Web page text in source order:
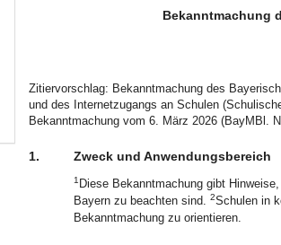
Bekanntmachung
Zitiervorschlag: Bekanntmachung des
und des Internetzugangs an Schulen
Bekanntmachung vom 6. März 2026 (BayMBl.
1. Zweck und Anwendungsbereich
1 Diese Bekanntmachung gibt
Bayern zu beachten sind. 2Schulen in
Bekanntmachung zu orientieren.